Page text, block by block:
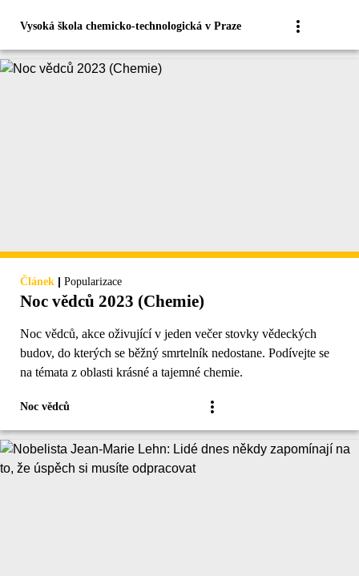
Vysoká škola chemicko-technologická v Praze
Článek | Popularizace
Noc vědců 2023 (Chemie)
Noc vědců, akce oživující v jeden večer stovky vědeckých
budov, do kterých se běžný smrtelník nedostane. Podívejte se
na témata z oblasti krásné a tajemné chemie.
Noc vědců